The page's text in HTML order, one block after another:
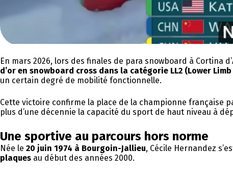
En mars 2026, lors des finales de para snowboard à Cortina
d’or en snowboard cross dans la catégorie LL2 (Lower Limb
un certain degré de mobilité fonctionnelle.
Cette victoire confirme la place de la championne française
plus d’une décennie la capacité du sport de haut niveau à
Une sportive au parcours hors norme
Née le 20 juin 1974 à Bourgoin-Jallieu, Cécile Hernandez
plaques au début des années 2000.